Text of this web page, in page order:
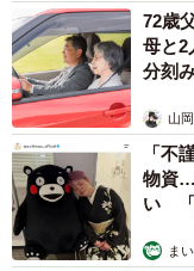
72歳
母と2
分刻
山
「不
物資…
い 「
ま